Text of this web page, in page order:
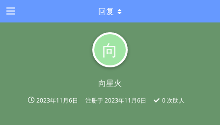
向
向星火
2023年11月6日 注册于2023年11月6日 0 次助人
回复